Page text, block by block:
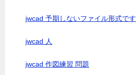
jwcad 予期しないファイル形式です
jwcad 人
jwcad 作図練習 問題